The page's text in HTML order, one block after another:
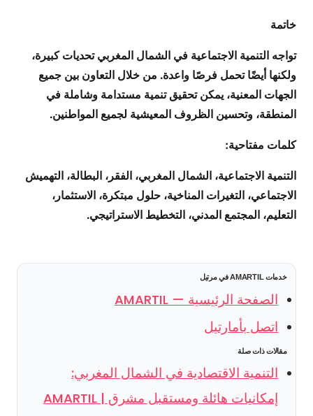
خاتمة
تواجه التنمية الاجتماعية في الشمال المغربي تحديات كبيرة،
ولكنها أيضًا تحمل فرصًا واعدة. من خلال التعاون بين جميع
الجهات المعنية، يمكن تحقيق تنمية مستدامة وشاملة في
المنطقة، وتحسين الظروف المعيشية لجميع المواطنين.
كلمات مفتاحية:
التنمية الاجتماعية، الشمال المغربي، الفقر، البطالة، التهميش
الاجتماعي، التغيرات المناخية، حلول مبتكرة، الاستثمار،
التعليم، المجتمع المدني، التخطيط الاستراتيجي.
خدمات AMARTIL في مرتيل
الصفحة الرئيسية — AMARTIL
اتصل بأمارتيل
مقالات ذات صلة
التنمية الاقتصادية في الشمال المغربي:
إمكانيات هائلة ومستقبل مشرق | AMARTIL